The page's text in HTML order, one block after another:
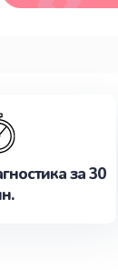
за 30